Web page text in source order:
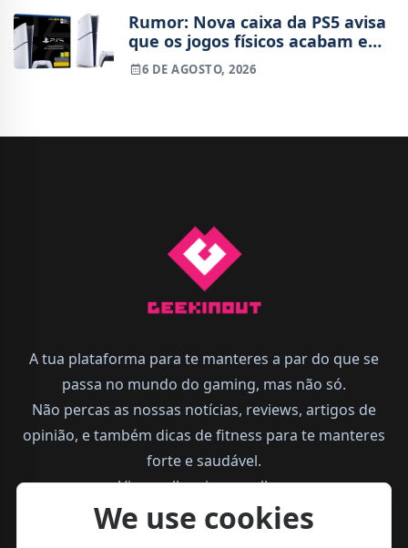
Rumor: Nova caixa da PS5 avisa
que os jogos físicos acabam em
2028
6 DE AGOSTO, 2026
A tua plataforma para te manteres a par do que se
passa no mundo do gaming, mas não só.
Não percas as nossas notícias, reviews, artigos de
opinião, e também dicas de fitness para te manteres
forte e saudável.
Vive melhor, joga melhor.
We use cookies